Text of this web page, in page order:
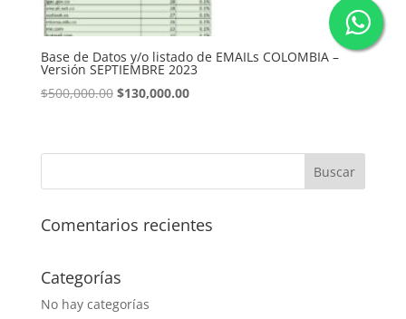
Base de Datos y/o listado de EMAILs COLOMBIA –
Versión SEPTIEMBRE 2023
$500,000.00 El
era:
$130,000.00El
es:
Comentarios recientes
Categorías
No hay categorías